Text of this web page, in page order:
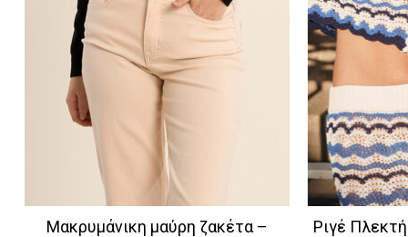
Μακρυμάνικη μαύρη ζακέτα –
Ριγέ